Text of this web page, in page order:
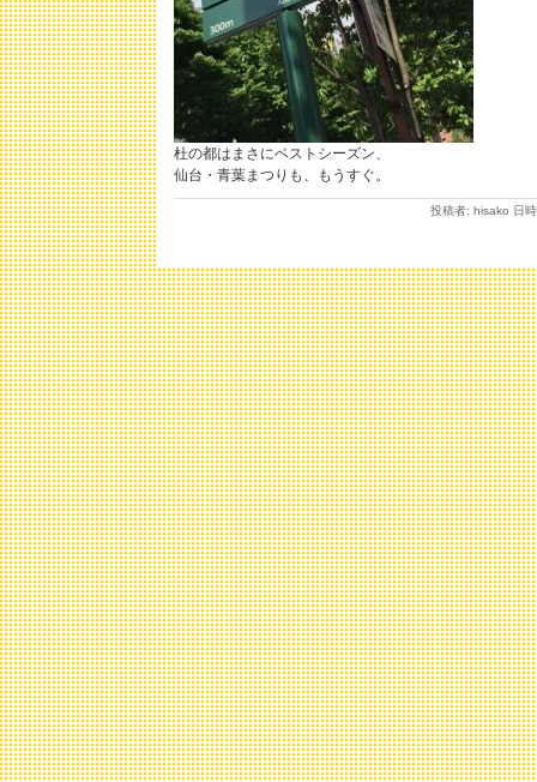
杜の都はまさにベストシーズン、
仙台・青葉まつりも、もうすぐ。
投稿者: hisako 日